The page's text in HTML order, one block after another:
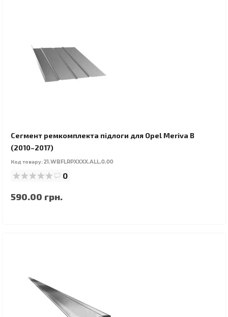
Сегмент ремкомплекта підлоги для Opel Meriva B
(2010–2017)
Код товару:21.WBFLRPXXXX.ALL.0.00
0
590.00 грн.